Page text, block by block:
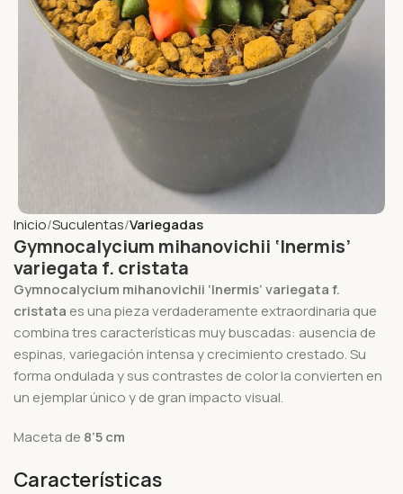
Inicio Suculentas Variegadas
Gymnocalycium mihanovichii ‘Inermis’
variegata f. cristata
Gymnocalycium mihanovichii ‘Inermis’ variegata f.
cristata es una pieza verdaderamente extraordinaria que
combina tres características muy buscadas: ausencia de
espinas, variegación intensa y crecimiento crestado. Su
forma ondulada y sus contrastes de color la convierten en
un ejemplar único y de gran impacto visual.
Maceta de 8’5 cm
Características